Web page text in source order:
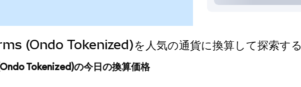
(Ondo Tokenized)を人気の通貨に換算して探索する
Tokenized)の今日の換算価格